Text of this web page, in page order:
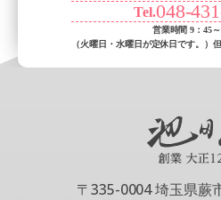
Tel.048-
営業時間 9：45
（火曜日・水曜日が定休日です。）
〒335-0004 埼玉県蕨